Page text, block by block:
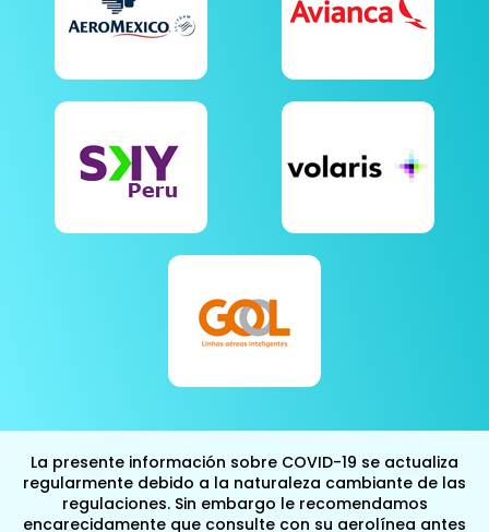
La presente información sobre COVID-19 se actualiza
regularmente debido a la naturaleza cambiante de las
regulaciones. Sin embargo le recomendamos
encarecidamente que consulte con su aerolínea antes